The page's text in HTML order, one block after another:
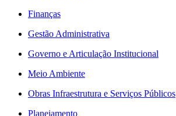
Finanças
Gestão Administrativa
Governo e Articulação Institucional
Meio Ambiente
Obras Infraestrutura e Serviços Públicos
Planejamento